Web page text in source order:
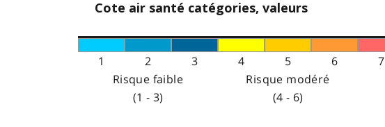
Cote air santé catégories, valeurs
1 2 3 4 5 6 7
Risque faible
(1 - 3)
Risque modéré
(4 - 6)